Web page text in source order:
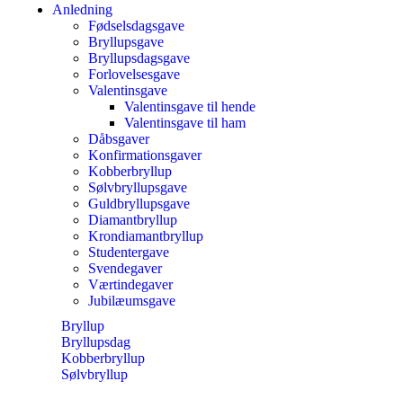
Anledning
Fødselsdagsgave
Bryllupsgave
Bryllupsdagsgave
Forlovelsesgave
Valentinsgave
Valentinsgave til hende
Valentinsgave til ham
Dåbsgaver
Konfirmationsgaver
Kobberbryllup
Sølvbryllupsgave
Guldbryllupsgave
Diamantbryllup
Krondiamantbryllup
Studentergave
Svendegaver
Værtindegaver
Jubilæumsgave
Bryllup
Bryllupsdag
Kobberbryllup
Sølvbryllup